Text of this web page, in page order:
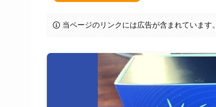
当ページのリンクには広告が含まれています。